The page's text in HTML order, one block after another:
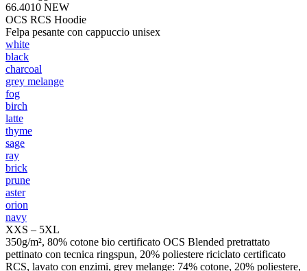
66.4010 NEW
OCS RCS Hoodie
Felpa pesante con cappuccio unisex
white
black
charcoal
grey melange
fog
birch
latte
thyme
sage
ray
brick
prune
aster
orion
navy
XXS – 5XL
350g/m², 80% cotone bio certificato OCS Blended pretrattato
pettinato con tecnica ringspun, 20% poliestere riciclato certificato
RCS, lavato con enzimi, grey melange: 74% cotone, 20% poliestere,